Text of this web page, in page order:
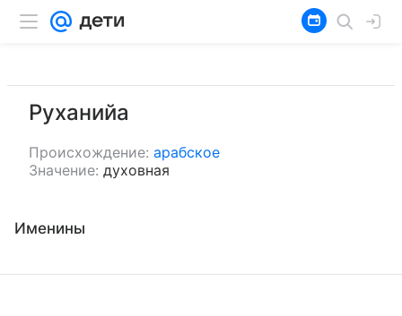
Руханийа
Происхождение: арабское
Значение: духовная
Именины